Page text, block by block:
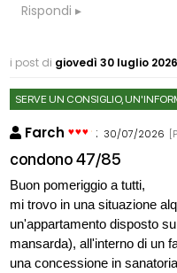
Rispondi
i post di giovedì 30 luglio 2026
SERVE UN CONSIGLIO,
Farch : 30/07/2026
condono 47/85
Buon pomeriggio a tutti,
mi trovo in una situazione
un'appartamento disposto
mansarda), all'interno di un
una concessione in